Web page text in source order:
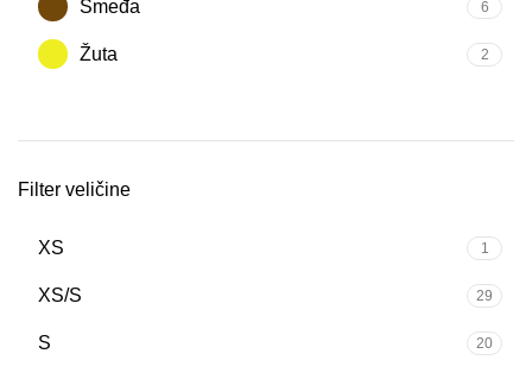
Smeđa 6
Žuta 2
Filter veličine
XS 1
XS/S 29
S 20